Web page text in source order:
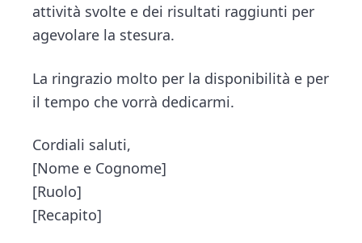
attività svolte e dei risultati raggiunti per
agevolare la stesura.
La ringrazio molto per la disponibilità e per
il tempo che vorrà dedicarmi.
Cordiali saluti,
[Nome e Cognome]
[Ruolo]
[Recapito]